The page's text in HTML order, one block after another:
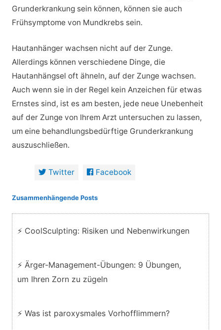
Grunderkrankung sein können, können sie auch
Frühsymptome von Mundkrebs sein.
Hautanhänger wachsen nicht auf der Zunge.
Allerdings können verschiedene Dinge, die
Hautanhängsel oft ähneln, auf der Zunge wachsen.
Auch wenn sie in der Regel kein Anzeichen für etwas
Ernstes sind, ist es am besten, jede neue Unebenheit
auf der Zunge von Ihrem Arzt untersuchen zu lassen,
um eine behandlungsbedürftige Grunderkrankung
auszuschließen.
Twitter Facebook
Zusammenhängende Posts
⚡ CoolSculpting: Risiken und Nebenwirkungen
⚡ Ärger-Management-Übungen: 9 Übungen,
um Ihren Zorn zu zügeln
⚡ Was ist paroxysmales Vorhofflimmern?